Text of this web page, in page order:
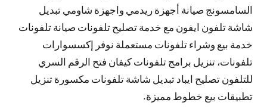
السامسونج صيانة أجهزة ريدمي واجهزة شاومي تبديل
شاشة تلفون ايفون مع خدمة تصليح تلفونات صيانة تلفونات
خدمة بيع وشراء تلفونات مستعملة نوفر إكسسوارات
تلفونات، تنزيل برامج تلفونات كيفان فتح الرقم السري
للتلفون تصليح ايباد تبديل شاشة تلفونات مكسورة تنزيل
تطبيقات بيع خطوط مميزة.